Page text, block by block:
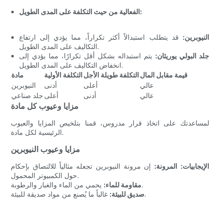
الفعالية من حيث التكلفة على المدى الطويل:
النيوبرين: قد يتطلب استبدالاً أكثر تكراراً، مما يؤدي إلى ارتفاع
التكاليف على المدى الطويل.
جلد البولي يوريثان: يتم استبداله بشكل أقل تكرارًا، مما يؤدي إلى
انخفاض التكاليف على المدى الطويل.
مادة
التكلفة الأولية التكلفة طويلة الأجل قيمة مقابل المال
النيوبرين
أدنى أعلى
عالي
جلد صناعي أعلى أدنى عالي
مزايا وعيوب كل مادة
لمساعدتك على اتخاذ قرار مدروس، قمنا بتلخيص المزايا والعيوب
الرئيسية لكل مادة.
مزايا وعيوب النيوبرين
الإيجابيات: المرونة: إن مرونة النيوبرين تجعله مثالياً للالتصاق بإحكام
حول الكمبيوتر المحمول.
مقاومة للماء:يحمي من الماء والغبار والرطوبة.
صديق للبيئة:غالباً ما يُصنع من مواد صديقة للبيئة.